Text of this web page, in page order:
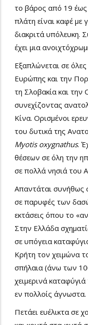
το βάρος από 19
πλάτη είναι καφέ με
διακριτά υπόλευκη.
έχει μια
Εξαπλώνεται σε όλες
Ευρώπης και την
τη Σλοβακία και την
συνεχίζοντας
Κίνα. Ορισμένοι
του δυτικά της
Myotis oxygnathus.
θέσεων σε όλη την
σε πολλά νησιά του
Απαντάται συνήθως
σε παρυφές των
εκτάσεις όπου το
Στην Ελλάδα
σε υπόγεια
Κρήτη τον χειμώνα
σπήλαια (άνω των
χειμερινά
εν πολλοίς άγνωστα.
Πετάει ευέλικτα σε